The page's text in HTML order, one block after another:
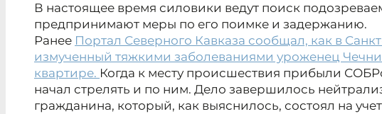
В настоящее время силовики ведут поиск
предпринимают меры по его поимке и задержанию.
Ранее Портал Северного Кавказа сообщал, как в
измученный тяжкими заболеваниями уроженец Чечни
квартире. Когда к месту происшествия прибыли
начал стрелять и по ним. Дело завершилось
гражданина, который, как выяснилось, состоял на